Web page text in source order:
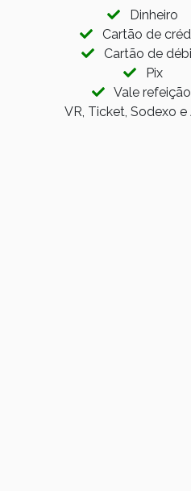
Dinheiro
Cartão de
Cartão de
Pix
Vale
VR, Ticket, Sodexo e